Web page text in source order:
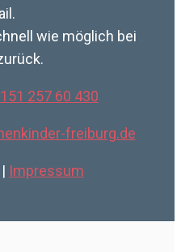
wie möglich bei
257 60 430
freiburg.de
| Impressum